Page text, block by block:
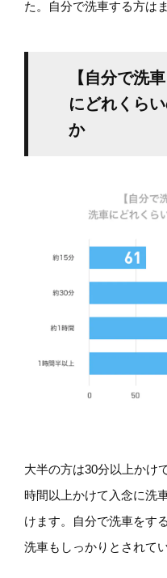
た。自分で洗車する方は
【自分で洗
にどれくら
か
大半の方は30分以上かけ
時間以上かけて入念に洗
けます。自分で洗車をす
洗車もしっかりとされて